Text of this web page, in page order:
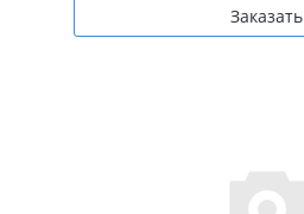
Заказать